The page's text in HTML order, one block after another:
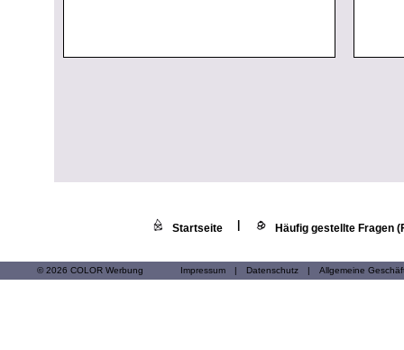
Startseite Häufig gestellte Fragen
© 2026 COLOR Werbung Impressum | Datenschutz | Allgemeine